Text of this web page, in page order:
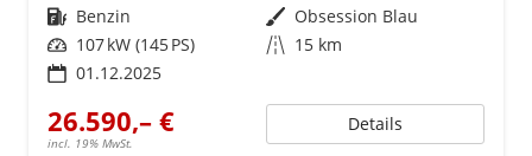
Kraftstoff Benzin Außenfarbe Obsession Blau
Leistung 107 kW (145 PS) Kilometerstand 15 km
01.12.2025
26.590,– €
incl. 19% MwSt.
Details